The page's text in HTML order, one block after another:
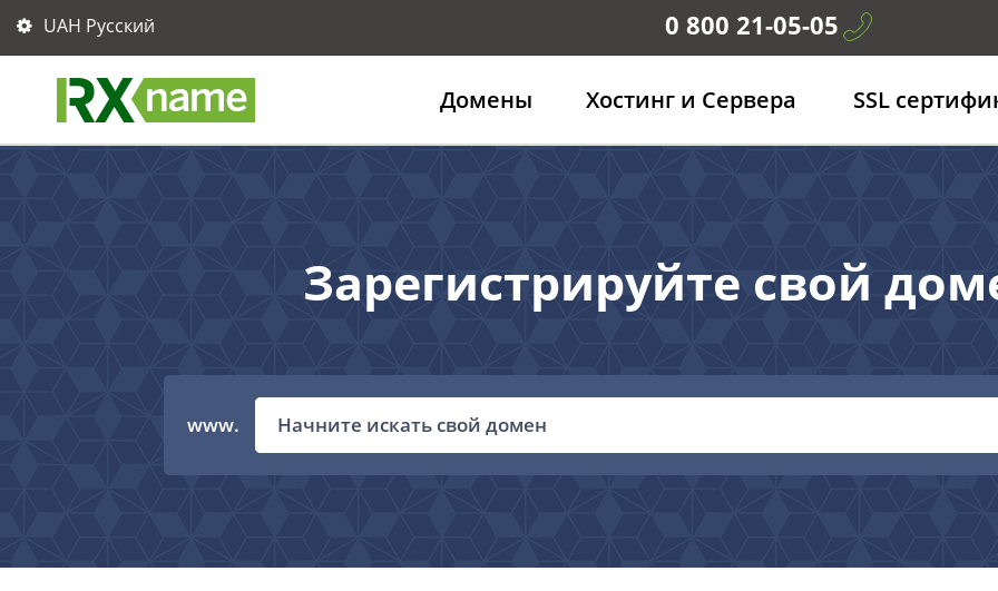
UAH Русский 0 800 21-05-05
Домены Хостинг и Сервера SSL
Зарегистрируйте свой
www.